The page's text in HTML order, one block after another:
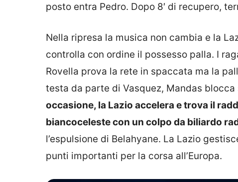
posto entra Pedro. Dopo 8′ di recupero,
Nella ripresa la musica non cambia e la
controlla con ordine il possesso palla. I
Rovella prova la rete in spaccata ma la
testa da parte di Vasquez, Mandas blocca
occasione, la Lazio accelera e trova il
biancoceleste con un colpo da biliardo
l’espulsione di Belahyane. La Lazio
punti importanti per la corsa all’Europa.